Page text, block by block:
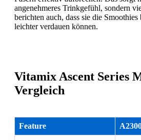
angenehmeres Trinkgefühl, sondern
berichten auch, dass sie die Smoothies
leichter verdauen können.
Vitamix Ascent Series
Vergleich
Feature